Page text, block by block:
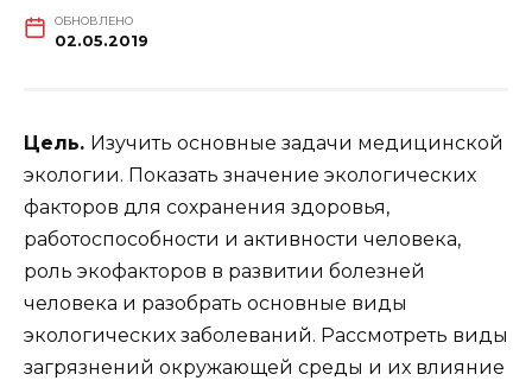
ОБНОВЛЕНО
02.05.2019
Цель. Изучить основные задачи медицинской
экологии. Показать значение экологических
факторов для сохранения здоровья,
работоспособности и активности человека,
роль экофакторов в развитии болезней
человека и разобрать основные виды
экологических заболеваний. Рассмотреть виды
загрязнений окружающей среды и их влияние